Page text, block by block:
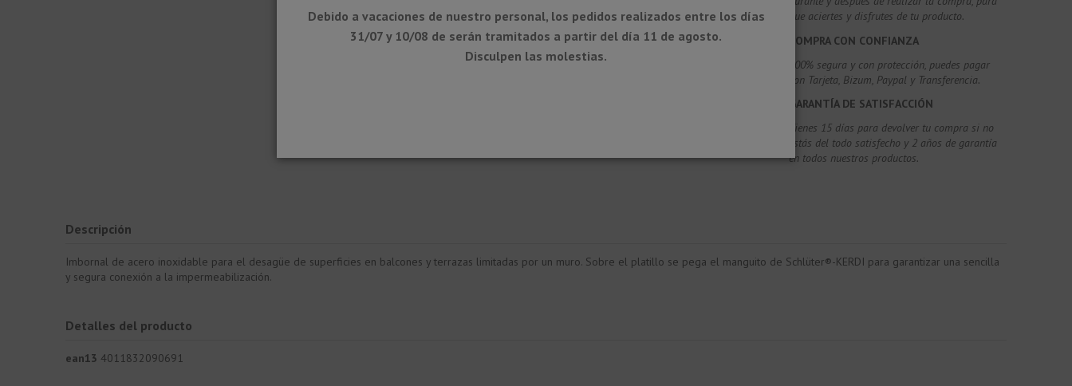
que aciertes y disfrutes de tu producto.
COMPRA CON CONFIANZA
100% segura y con protección, puedes pagar
con Tarjeta, Bizum, Paypal y Transferencia.
GARANTÍA DE SATISFACCIÓN
Tienes 15 días para devolver tu compra si no
estás del todo satisfecho y 2 años de garantía
en todos nuestros productos.
Descripción
Imbornal de acero inoxidable para el desagüe de superficies en balcones y terrazas limitadas por un muro. Sobre el platillo se pega el manguito de Schlüter®-KERDI para garantizar una sencilla
y segura conexión a la impermeabilización.
Detalles del producto
ean13 4011832090691
Debido a vacaciones de nuestro personal, los pedidos realizados entre los días
31/07 y 10/08 de serán tramitados a partir del día 11 de agosto.
Disculpen las molestias.